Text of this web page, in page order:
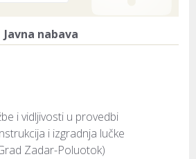
Javna nabava
i vidljivosti u provedbi
i izgradnja lučke
Zadar-Poluotok)